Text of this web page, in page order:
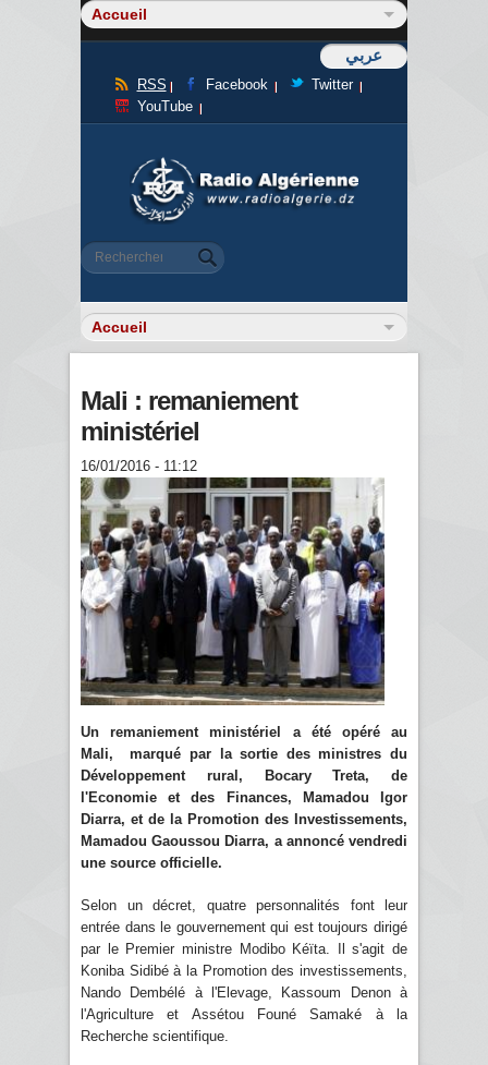
عربي
RSS Facebook
Twitter
YouTube
Formulaire de recherche
Rechercher
Mali : remaniement
ministériel
16/01/2016 - 11:12
Un remaniement ministériel a été opéré au
Mali, marqué par la sortie des ministres du
Développement rural, Bocary Treta, de
l'Economie et des Finances, Mamadou Igor
Diarra, et de la Promotion des Investissements,
Mamadou Gaoussou Diarra, a annoncé vendredi
une source officielle.
Selon un décret, quatre personnalités font leur
entrée dans le gouvernement qui est toujours dirigé
par le Premier ministre Modibo Kéïta. Il s'agit de
Koniba Sidibé à la Promotion des investissements,
Nando Dembélé à l'Elevage, Kassoum Denon à
l'Agriculture et Assétou Founé Samaké à la
Recherche scientifique.